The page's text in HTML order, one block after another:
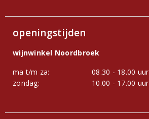
openingstijden
wijnwinkel Noordbroek
ma t/m za:
08.30 - 18.00 uur
zondag:
10.00 - 17.00 uur